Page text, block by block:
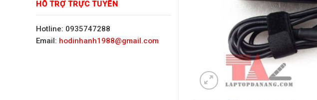
HỖ TRỢ TRỰC TUYẾN
Hotline: 0935747288
Email: hodinhanh1988@gmail.com